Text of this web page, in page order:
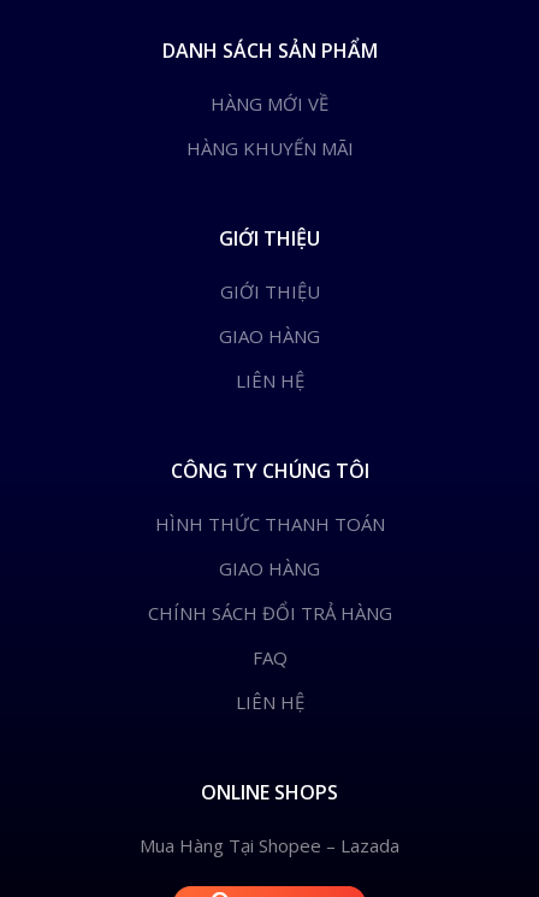
DANH SÁCH SẢN PHẨM
HÀNG MỚI VỀ
HÀNG KHUYẾN MÃI
GIỚI THIỆU
GIỚI THIỆU
GIAO HÀNG
LIÊN HỆ
CÔNG TY CHÚNG TÔI
HÌNH THỨC THANH TOÁN
GIAO HÀNG
CHÍNH SÁCH ĐỔI TRẢ HÀNG
FAQ
LIÊN HỆ
ONLINE SHOPS
Mua Hàng Tại Shopee – Lazada